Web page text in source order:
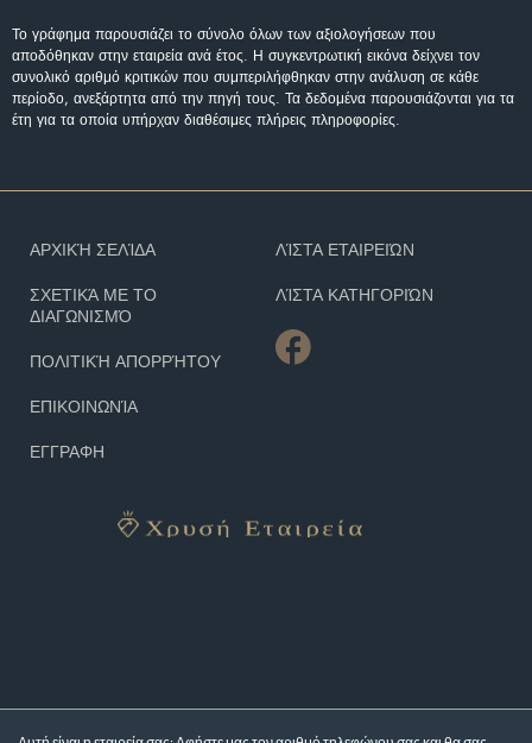
Το γράφημα παρουσιάζει το σύνολο όλων των αξιολογήσεων που
αποδόθηκαν στην εταιρεία ανά έτος. Η συγκεντρωτική εικόνα δείχνει τον
συνολικό αριθμό κριτικών που συμπεριλήφθηκαν στην ανάλυση σε κάθε
περίοδο, ανεξάρτητα από την πηγή τους. Τα δεδομένα παρουσιάζονται για τα
έτη για τα οποία υπήρχαν διαθέσιμες πλήρεις πληροφορίες.
ΑΡΧΙΚΉ ΣΕΛΊΔΑ
ΣΧΕΤΙΚΆ ΜΕ ΤΟ
ΔΙΑΓΩΝΙΣΜΌ
ΠΟΛΙΤΙΚΉ ΑΠΟΡΡΉΤΟΥ
ΕΠΙΚΟΙΝΩΝΊΑ
ΕΓΓΡΑΦΗ
ΛΊΣΤΑ ΕΤΑΙΡΕΙΏΝ
ΛΊΣΤΑ ΚΑΤΗΓΟΡΙΏΝ